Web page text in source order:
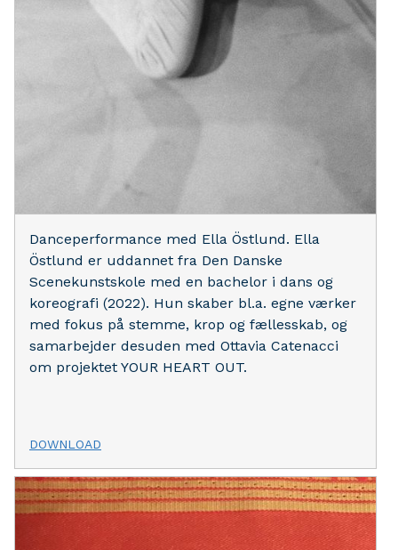
Danceperformance med Ella Östlund. Ella
Östlund er uddannet fra Den Danske
Scenekunstskole med en bachelor i dans og
koreografi (2022). Hun skaber bl.a. egne værker
med fokus på stemme, krop og fællesskab, og
samarbejder desuden med Ottavia Catenacci
om projektet YOUR HEART OUT.
DOWNLOAD